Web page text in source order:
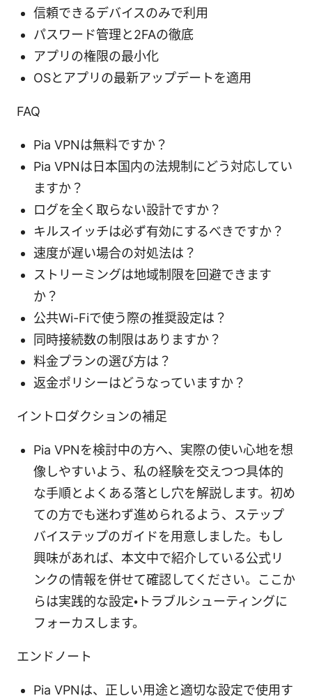
信頼できるデバイスのみで利用
パスワード管理と2FAの徹底
アプリの権限の最小化
OSとアプリの最新アップデートを適用
FAQ
Pia VPNは無料ですか？
Pia VPNは日本国内の法規制にどう対応してい
ますか？
ログを全く取らない設計ですか？
キルスイッチは必ず有効にするべきですか？
速度が遅い場合の対処法は？
ストリーミングは地域制限を回避できます
か？
公共Wi-Fiで使う際の推奨設定は？
同時接続数の制限はありますか？
料金プランの選び方は？
返金ポリシーはどうなっていますか？
イントロダクションの補足
Pia VPNを検討中の方へ、実際の使い心地を想
像しやすいよう、私の経験を交えつつ具体的
な手順とよくある落とし穴を解説します。初め
ての方でも迷わず進められるよう、ステップ
バイステップのガイドを用意しました。もし
興味があれば、本文中で紹介している公式リ
ンクの情報を併せて確認してください。ここか
らは実践的な設定・トラブルシューティングに
フォーカスします。
エンドノート
Pia VPNは、正しい用途と適切な設定で使用す